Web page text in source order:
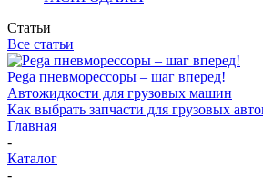
Статьи
Все статьи
Pega пневморессоры – шаг вперед!
Автожидкости для грузовых машин
Как выбрать запчасти для грузовых
Главная
-
Каталог
-